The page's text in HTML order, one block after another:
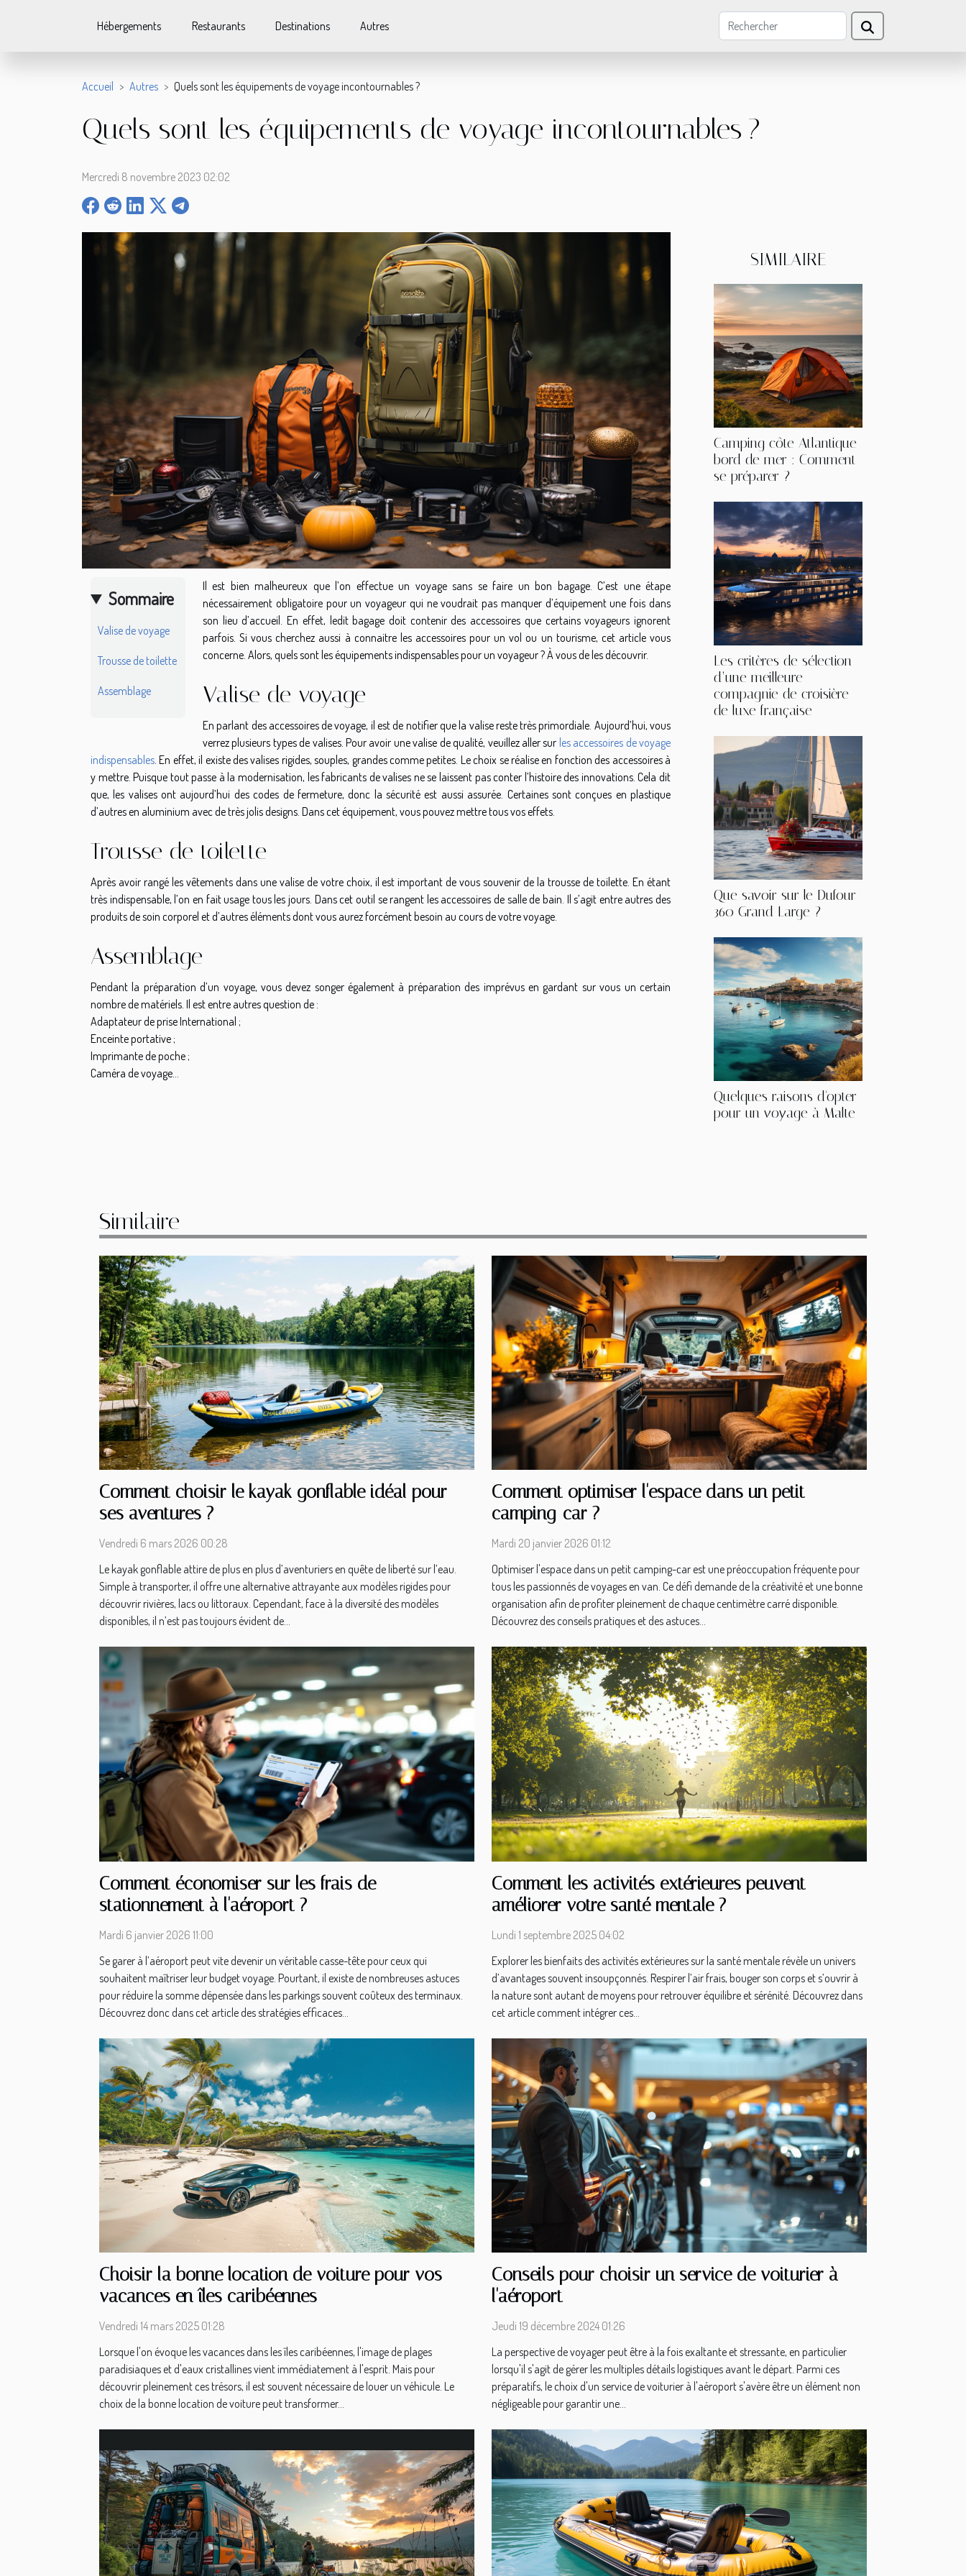
Hébergements Restaurants Destinations Autres
Accueil Autres Quels sont les équipements de voyage incontournables ?
Quels sont les équipements de voyage incontournables ?
Mercredi 8 novembre 2023 02:02
Sommaire
Valise de voyage
Trousse de toilette
Assemblage
Il est bien malheureux que l’on effectue un voyage sans se faire un bon bagage. C’est une étape
nécessairement obligatoire pour un voyageur qui ne voudrait pas manquer d’équipement une fois dans
son lieu d’accueil. En effet, ledit bagage doit contenir des accessoires que certains voyageurs ignorent
parfois. Si vous cherchez aussi à connaitre les accessoires pour un vol ou un tourisme, cet article vous
concerne. Alors, quels sont les équipements indispensables pour un voyageur ? À vous de les découvrir.
Valise de voyage
En parlant des accessoires de voyage, il est de notifier que la valise reste très primordiale. Aujourd’hui, vous
verrez plusieurs types de valises. Pour avoir une valise de qualité, veuillez aller sur les accessoires de voyage
indispensables . En effet, il existe des valises rigides, souples, grandes comme petites. Le choix se réalise en fonction des accessoires à
y mettre. Puisque tout passe à la modernisation, les fabricants de valises ne se laissent pas conter l’histoire des innovations. Cela dit
que, les valises ont aujourd’hui des codes de fermeture, donc la sécurité est aussi assurée. Certaines sont conçues en plastique
d’autres en aluminium avec de très jolis designs. Dans cet équipement, vous pouvez mettre tous vos effets.
Trousse de toilette
Après avoir rangé les vêtements dans une valise de votre choix, il est important de vous souvenir de la trousse de toilette. En étant
très indispensable, l’on en fait usage tous les jours. Dans cet outil se rangent les accessoires de salle de bain. Il s’agit entre autres des
produits de soin corporel et d’autres éléments dont vous aurez forcément besoin au cours de votre voyage.
Assemblage
Pendant la préparation d’un voyage, vous devez songer également à préparation des imprévus en gardant sur vous un certain
nombre de matériels. Il est entre autres question de :
Adaptateur de prise International ;
Enceinte portative ;
Imprimante de poche ;
Caméra de voyage…
SIMILAIRE
Camping côte Atlantique
bord de mer : Comment
se préparer ?
Les critères de sélection
d’une meilleure
compagnie de croisière
de luxe française
Que savoir sur le Dufour
360 Grand Large ?
Quelques raisons d'opter
pour un voyage à Malte
Similaire
Comment choisir le kayak gonflable idéal pour
ses aventures ?
Vendredi 6 mars 2026 00:28
Le kayak gonflable attire de plus en plus d’aventuriers en quête de liberté sur l’eau.
Simple à transporter, il offre une alternative attrayante aux modèles rigides pour
découvrir rivières, lacs ou littoraux. Cependant, face à la diversité des modèles
disponibles, il n’est pas toujours évident de...
Comment optimiser l'espace dans un petit
camping-car ?
Mardi 20 janvier 2026 01:12
Optimiser l'espace dans un petit camping-car est une préoccupation fréquente pour
tous les passionnés de voyages en van. Ce défi demande de la créativité et une bonne
organisation afin de profiter pleinement de chaque centimètre carré disponible.
Découvrez des conseils pratiques et des astuces...
Comment économiser sur les frais de
stationnement à l'aéroport ?
Mardi 6 janvier 2026 11:00
Se garer à l’aéroport peut vite devenir un véritable casse-tête pour ceux qui
souhaitent maîtriser leur budget voyage. Pourtant, il existe de nombreuses astuces
pour réduire la somme dépensée dans les parkings souvent coûteux des terminaux.
Découvrez donc dans cet article des stratégies efficaces...
Comment les activités extérieures peuvent
améliorer votre santé mentale ?
Lundi 1 septembre 2025 04:02
Explorer les bienfaits des activités extérieures sur la santé mentale révèle un univers
d’avantages souvent insoupçonnés. Respirer l’air frais, bouger son corps et s’ouvrir à
la nature sont autant de moyens pour retrouver équilibre et sérénité. Découvrez dans
cet article comment intégrer ces...
Choisir la bonne location de voiture pour vos
vacances en îles caribéennes
Vendredi 14 mars 2025 01:28
Lorsque l'on évoque les vacances dans les îles caribéennes, l'image de plages
paradisiaques et d'eaux cristallines vient immédiatement à l'esprit. Mais pour
découvrir pleinement ces trésors, il est souvent nécessaire de louer un véhicule. Le
choix de la bonne location de voiture peut transformer...
Conseils pour choisir un service de voiturier à
l'aéroport
Jeudi 19 décembre 2024 01:26
La perspective de voyager peut être à la fois exaltante et stressante, en particulier
lorsqu'il s'agit de gérer les multiples détails logistiques avant le départ. Parmi ces
préparatifs, le choix d'un service de voiturier à l'aéroport s'avère être un élément non
négligeable pour garantir une...